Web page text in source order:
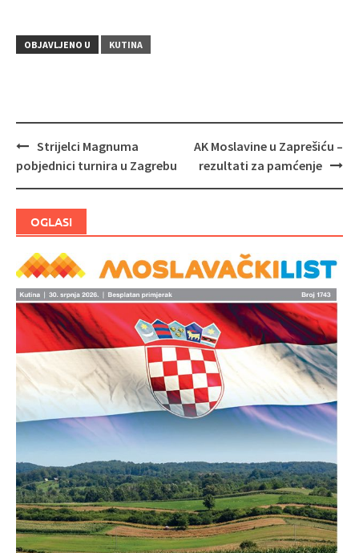
OBJAVLJENO U KUTINA
Navigacija
objava
Strijelci Magnuma
pobjednici turnira u Zagrebu
AK Moslavine u Zaprešiću –
rezultati za pamćenje
OGLASI